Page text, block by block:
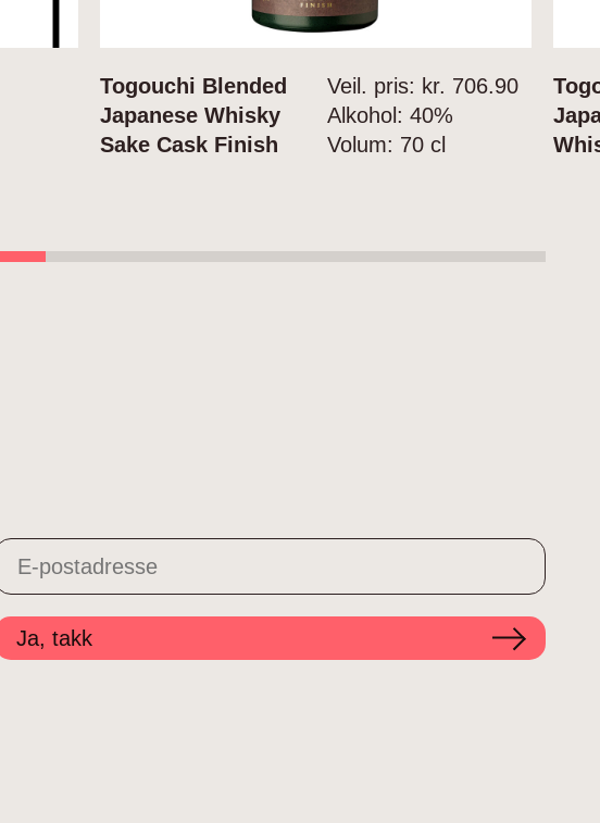
Togouchi Blended
Japanese Whisky
Sake Cask Finish
Veil. pris: kr. 706.90
Alkohol: 40%
Volum: 70 cl
Ja, takk